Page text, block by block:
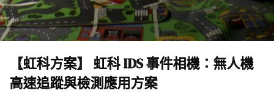
【虹科方案】 虹科 IDS 事件相機：無人機
高速追蹤與檢測應用方案